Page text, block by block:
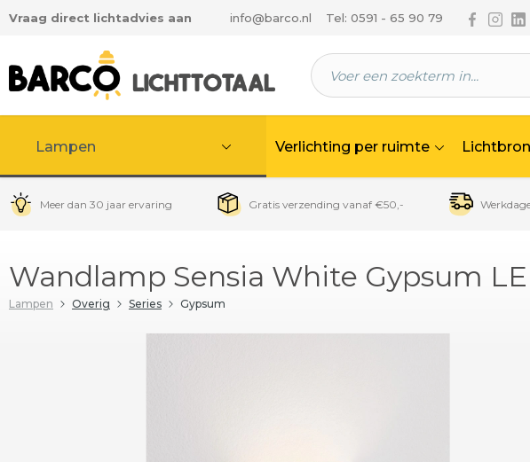
hoofdinhoud
Vraag direct lichtadvies aan info@barco.nl Tel: 0591 - 65 90 79 VolgVolg
Lampen Verlichting per ruimte
Meer dan 30 jaar ervaring Gratis verzending vanaf €50,-
Wandlamp Sensia White Gypsum
Lampen Overig Series Gypsum